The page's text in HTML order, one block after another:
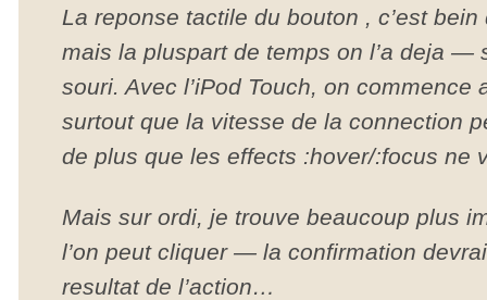
La reponse tactile du bouton , c’est
mais la pluspart de temps on l’a deja —
souri. Avec l’iPod Touch, on commence
surtout que la vitesse de la connection
de plus que les effects :hover/:focus ne
Mais sur ordi, je trouve beaucoup plus
l’on peut cliquer — la confirmation
resultat de l’action…